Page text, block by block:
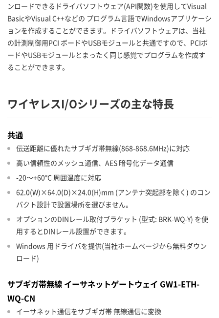
ンロードできるドライバソフトウェア(API関数)を使用してVisual
BasicやVisual C++などの プログラム言語でWindowsアプリケーシ
ョンを作成することができます。ドライバソフトウェアは、当社
の計測制御用PCI ボードやUSBモジュールと共通ですので、PCIボ
ードやUSBモジュールとまったく同じ感覚でプログラムを作成す
ることができます。
ワイヤレスI/Oシリーズの主な特長
共通
伝送距離に優れたサブギガ帯無線(868-868.6MHz)に対応
高い信頼性のメッシュ通信、AES 暗号化データ通信
-20～+60℃ 周囲温度に対応
62.0(W)×64.0(D)×24.0(H)mm (アンテナ突起部を除く) のコン
パクト設計で設置場所を選びません。
オプションのDINレール取付ブラケット (型式: BRK-WQ-Y) を使
用するとDINレール設置ができます。
Windows 用ドライバを提供(当社ホームページから無料ダウン
ロード)
サブギガ帯無線 イーサネットゲートウェイ GW1-ETH-
WQ-CN
イーサネット通信をサブギガ帯 無線通信に変換